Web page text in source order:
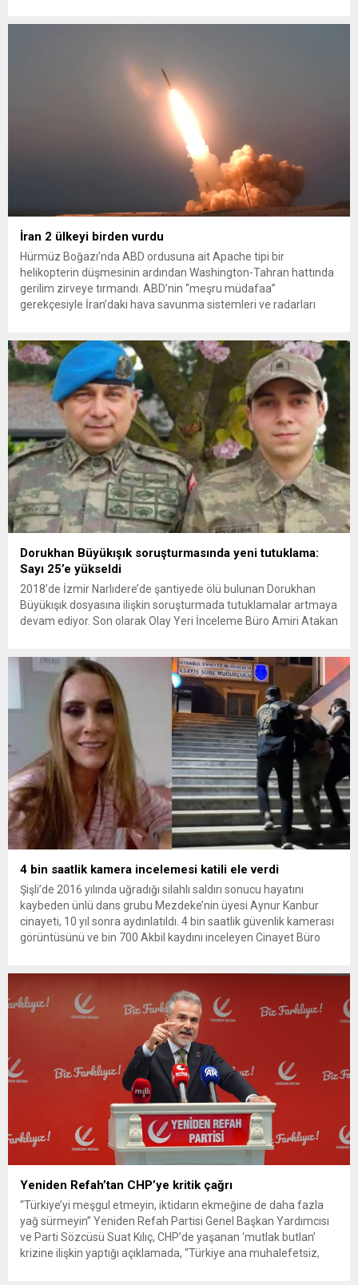
İran 2 ülkeyi birden vurdu
Hürmüz Boğazı’nda ABD ordusuna ait Apache tipi bir
helikopterin düşmesinin ardından Washington-Tahran hattında
gerilim zirveye tırmandı. ABD’nin “meşru müdafaa”
gerekçesiyle İran’daki hava savunma sistemleri ve radarları
yeni bir ABD saldırısına anında yanıt verileceğini duyurdu....
Dorukhan Büyükışık soruşturmasında yeni tutuklama:
Sayı 25’e yükseldi
2018’de İzmir Narlıdere’de şantiyede ölü bulunan Dorukhan
Büyükışık dosyasına ilişkin soruşturmada tutuklamalar artmaya
devam ediyor. Son olarak Olay Yeri İnceleme Büro Amiri Atakan
bulunan Dorukhan Büyükışık’a ilişkin yeniden açılan
soruşturmada tutuklamalar genişliyor. Son olarak dönemin...
4 bin saatlik kamera incelemesi katili ele verdi
Şişli’de 2016 yılında uğradığı silahlı saldırı sonucu hayatını
kaybeden ünlü dans grubu Mezdeke’nin üyesi Aynur Kanbur
cinayeti, 10 yıl sonra aydınlatıldı. 4 bin saatlik güvenlik kamerası
görüntüsünü ve bin 700 Akbil kaydını inceleyen Cinayet Büro
Yeniden Refah’tan CHP’ye kritik çağrı
“Türkiye’yi meşgul etmeyin, iktidarın ekmeğine de daha fazla
yağ sürmeyin” Yeniden Refah Partisi Genel Başkan Yardımcısı
ve Parti Sözcüsü Suat Kılıç, CHP’de yaşanan ‘mutlak butlan’
krizine ilişkin yaptığı açıklamada, “Türkiye ana muhalefetsiz,